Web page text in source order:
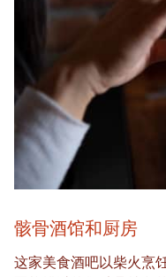
骸骨酒馆和厨房
这家美食酒吧以柴火烹